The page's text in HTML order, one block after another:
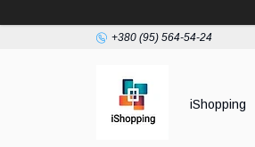
+380 (95) 564-54-24
iShopping